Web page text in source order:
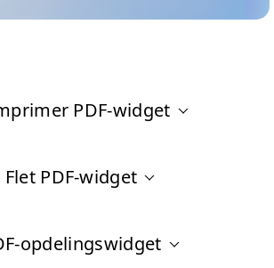
PDF-widget
Flet PDF-widget
opdelingswidget